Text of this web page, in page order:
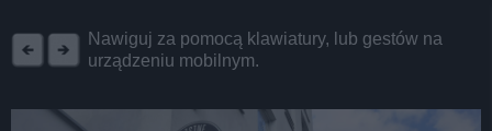
Nawiguj za pomocą klawiatury, lub gestów na
urządzeniu mobilnym.